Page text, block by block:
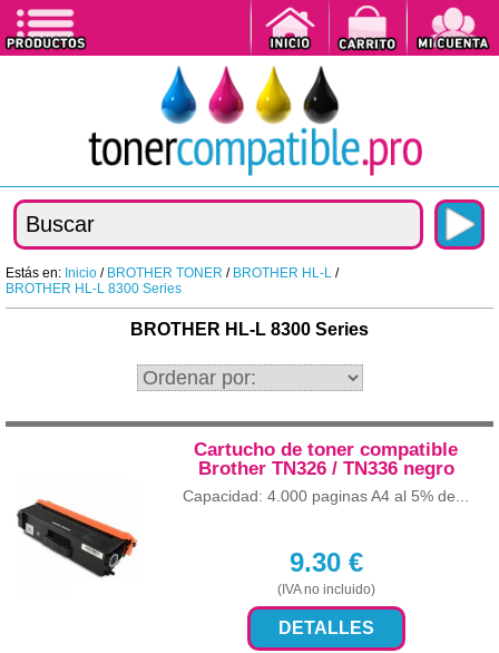
Estás en: Inicio / BROTHER TONER / BROTHER HL-L /
BROTHER HL-L 8300 Series
BROTHER HL-L 8300 Series
Cartucho de toner compatible
Brother TN326 / TN336 negro
Capacidad: 4.000 paginas A4 al 5% de...
9.30€
(IVA no incluido)
DETALLES